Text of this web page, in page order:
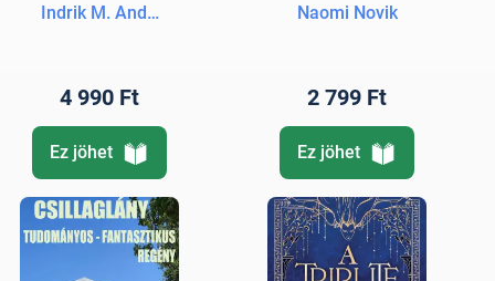
Indrik M. Andor
4 990 Ft
Ez jöhet
Naomi Novik
2 799 Ft
Ez jöhet